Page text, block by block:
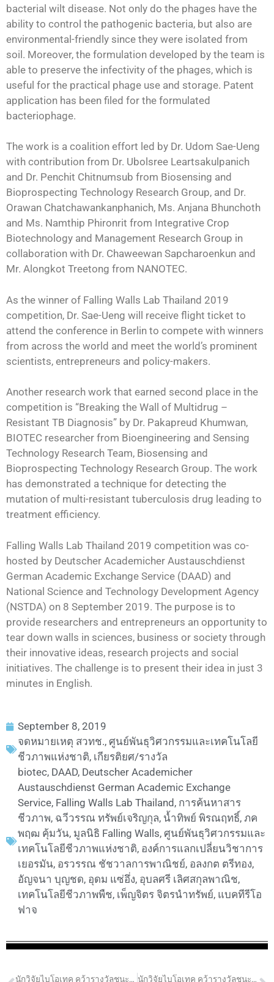
bacterial wilt disease. Not only do the phages have the
ability to control the pathogenic bacteria, but also are
environmental-friendly since they were isolated from
soil. Moreover, the formulation developed by the team is
able to preserve the infectivity of the phages, which is
useful for the practical phage use and storage. Patent
application has been filed for the formulated
bacteriophage.
The work is a coalition effort led by Dr. Udom Sae-Ueng
with contribution from Dr. Ubolsree Leartsakulpanich
and Dr. Penchit Chitnumsub from Biosensing and
Bioprospecting Technology Research Group, and Dr.
Orawan Chatchawankanphanich, Ms. Anjana Bhunchoth
and Ms. Namthip Phironrit from Integrative Crop
Biotechnology and Management Research Group in
collaboration with Dr. Chaweewan Sapcharoenkun and
Mr. Alongkot Treetong from NANOTEC.
As the winner of Falling Walls Lab Thailand 2019
competition, Dr. Sae-Ueng will receive flight ticket to
attend the conference in Berlin to compete with winners
from across the world and meet the world’s prominent
scientists, entrepreneurs and policy-makers.
Another research work that earned second place in the
competition is “Breaking the Wall of Multidrug –
Resistant TB Diagnosis” by Dr. Pakapreud Khumwan,
BIOTEC researcher from Bioengineering and Sensing
Technology Research Team, Biosensing and
Bioprospecting Technology Research Group. The work
has demonstrated a technique for detecting the
mutation of multi-resistant tuberculosis drug leading to
treatment efficiency.
Falling Walls Lab Thailand 2019 competition was co-
hosted by Deutscher Academicher Austauschdienst
German Academic Exchange Service (DAAD) and
National Science and Technology Development Agency
(NSTDA) on 8 September 2019. The purpose is to
provide researchers and entrepreneurs an opportunity to
tear down walls in sciences, business or society through
their innovative ideas, research projects and social
initiatives. The challenge is to present their idea in just 3
minutes in English.
September 8, 2019
จดหมายเหตุ สวทช., ศูนย์พันธุวิศวกรรมและเทคโนโลยี
ชีวภาพแห่งชาติ, เกียรติยศ/รางวัล
biotec, DAAD, Deutscher Academicher
Austauschdienst German Academic Exchange
Service, Falling Walls Lab Thailand , การค้นหาสาร
ชีวภาพ, ฉวีวรรณ ทรัพย์เจริญกุล, น้ำทิพย์ พิรณฤทธิ์, ภค
พฤฒ คุ้มวัน, มูลนิธิ Falling Walls, ศูนย์พันธุวิศวกรรมและ
เทคโนโลยีชีวภาพแห่งชาติ, องค์การแลกเปลี่ยนวิชาการ
เยอรมัน, อรวรรณ ชัชวาลการพาณิชย์, อลงกต ตรีทอง,
อัญจนา บุญชด, อุดม แซ่อึ่ง, อุบลศรี เลิศสกุลพาณิช,
เทคโนโลยีชีวภาพพืช, เพ็ญจิตร จิตรนำทรัพย์, แบคทีรีโอ
ฟาจ
นักวิจัยไบโอเทค คว้ารางวัลชนะเลิศการแข่งขันในงาน FALLING WALLS LAB THAILAND ประจำปี 2562 นักวิจัยไบโอเทค คว้ารางวัลชนะเลิศการแข่งขันในงาน FALLING WALLS LAB THAILAND ประจำปี 2562